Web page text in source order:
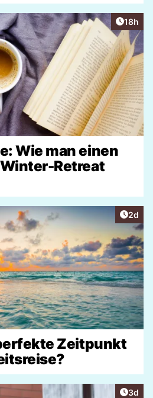
Artikel
18h
Wie man einen
Retreat
2d
Zeitpunkt
3d